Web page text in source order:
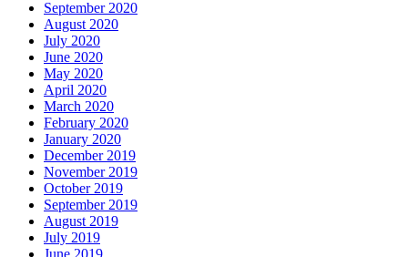
September 2020
August 2020
July 2020
June 2020
May 2020
April 2020
March 2020
February 2020
January 2020
December 2019
November 2019
October 2019
September 2019
August 2019
July 2019